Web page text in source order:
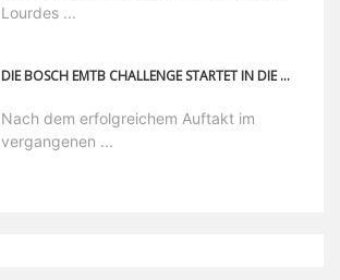
Lourdes ...
DIE BOSCH EMTB CHALLENGE STARTET IN DIE NEUE SAISON!
Nach dem erfolgreichem Auftakt im
vergangenen ...